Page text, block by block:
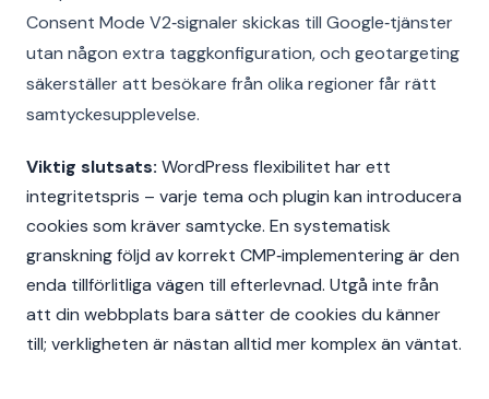
Consent Mode V2‑signaler skickas till Google‑tjänster
utan någon extra taggkonfiguration, och geotargeting
säkerställer att besökare från olika regioner får rätt
samtyckesupplevelse.
Viktig slutsats: WordPress flexibilitet har ett
integritetspris – varje tema och plugin kan introducera
cookies som kräver samtycke. En systematisk
granskning följd av korrekt CMP‑implementering är den
enda tillförlitliga vägen till efterlevnad. Utgå inte från
att din webbplats bara sätter de cookies du känner
till; verkligheten är nästan alltid mer komplex än väntat.